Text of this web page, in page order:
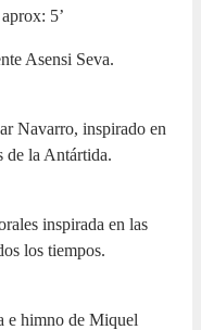
5’
Asensi Seva.
Navarro, inspirado en
de la Antártida.
inspirada en las
los tiempos.
e himno de Miquel